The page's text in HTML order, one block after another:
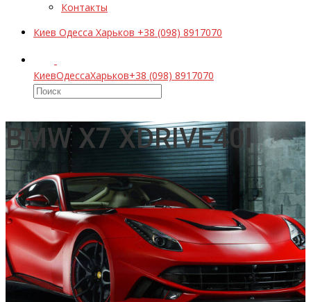
Контакты
Киев Одесса Харьков +38 (098) 8917070
КиевОдессаХарьков+38 (098) 8917070
BMW X7 XDRIVE40I